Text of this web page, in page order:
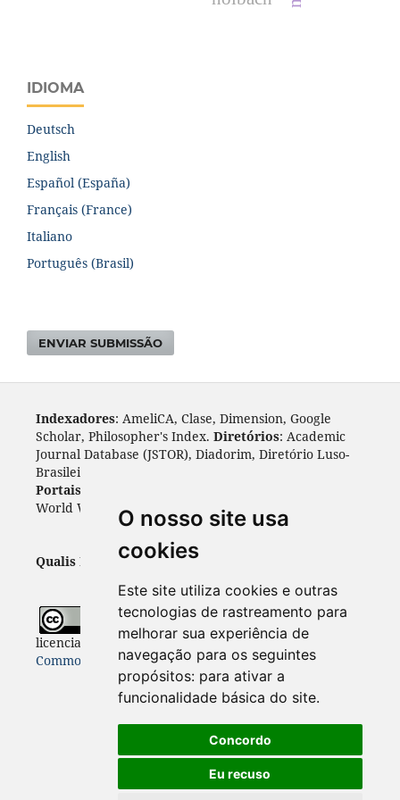
O nosso site usa
cookies
Este site utiliza cookies e outras
tecnologias de rastreamento para
melhorar sua experiência de
navegação para os seguintes
propósitos: para ativar a
funcionalidade básica do site.
Concordo
Eu recuso
IDIOMA
Deutsch
English
Español (España)
Français (France)
Italiano
Português (Brasil)
ENVIAR SUBMISSÃO
Indexadores: AmeliCA, Clase, Dimension, Google
Scholar, Philosopher's Index. Diretórios: Academic
Journal Database (JSTOR), Diadorim, Diretório Luso-
Brasileiro, DOAJ, Journal 4 free, ROAD, Socol@ar.
Portais
World Wide Science.
: Cite Factor, OAJI.
Qualis Periódicos - Capes: A1
Todo o conteúdo desta revista está
licenciado sob aLicençaInternacional Creative
Commons 4.0 (CC BY 4.0)